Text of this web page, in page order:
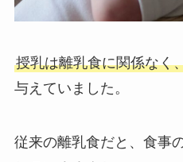
授乳は離乳食に関係なく
与えていました。
従来の離乳食だと、食事